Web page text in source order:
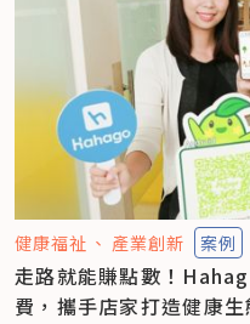
健康福祉 產業創新 案例
走路就能賺點數！
費，攜手店家打造健康生